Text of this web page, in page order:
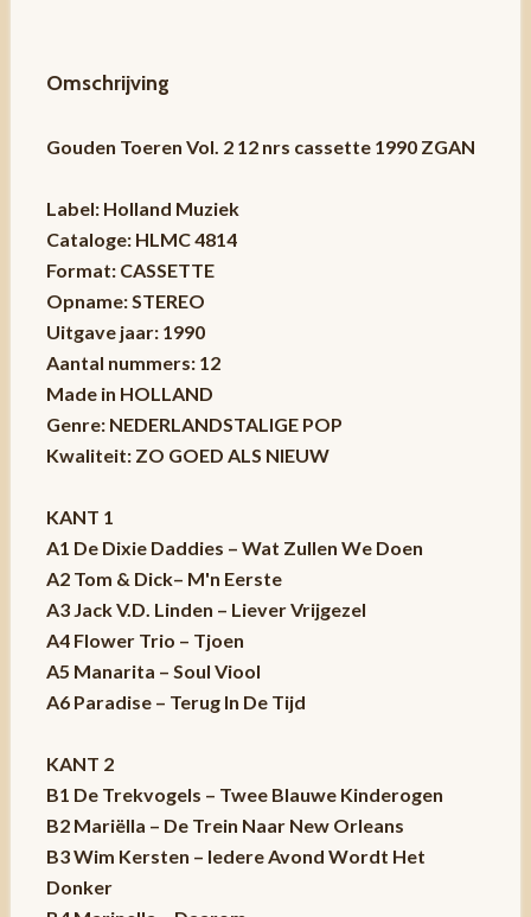
Omschrijving
Gouden Toeren Vol. 2 12 nrs cassette 1990 ZGAN
Label: Holland Muziek
Cataloge: HLMC 4814
Format: CASSETTE
Opname: STEREO
Uitgave jaar: 1990
Aantal nummers: 12
Made in HOLLAND
Genre: NEDERLANDSTALIGE POP
Kwaliteit: ZO GOED ALS NIEUW
KANT 1
A1 De Dixie Daddies – Wat Zullen We Doen
A2 Tom & Dick– M'n Eerste
A3 Jack V.D. Linden – Liever Vrijgezel
A4 Flower Trio – Tjoen
A5 Manarita – Soul Viool
A6 Paradise – Terug In De Tijd
KANT 2
B1 De Trekvogels – Twee Blauwe Kinderogen
B2 Mariëlla – De Trein Naar New Orleans
B3 Wim Kersten – Iedere Avond Wordt Het
Donker